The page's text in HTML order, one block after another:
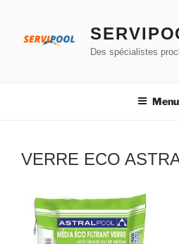
contenu
Des spécialistes
Menu
VERRE ECO